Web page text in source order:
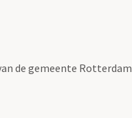
de gemeente Rotterdam